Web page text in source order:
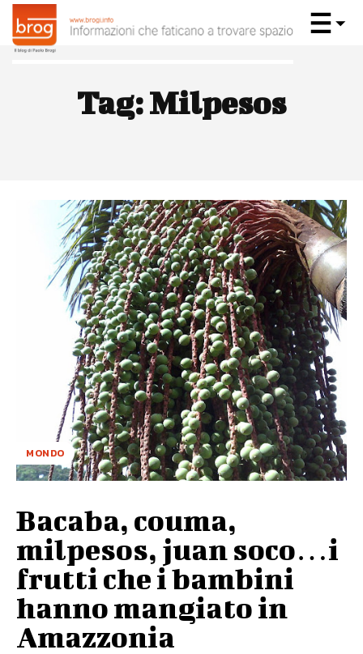
Tag:Milpesos
MONDO
Bacaba, couma,
milpesos, juan soco…i
frutti che i bambini
hanno mangiato in
Amazzonia